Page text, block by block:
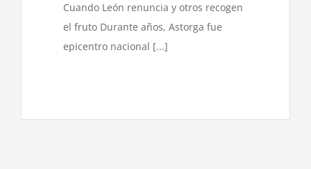
Cuando León renuncia y otros recogen
el fruto Durante años, Astorga fue
epicentro nacional [...]